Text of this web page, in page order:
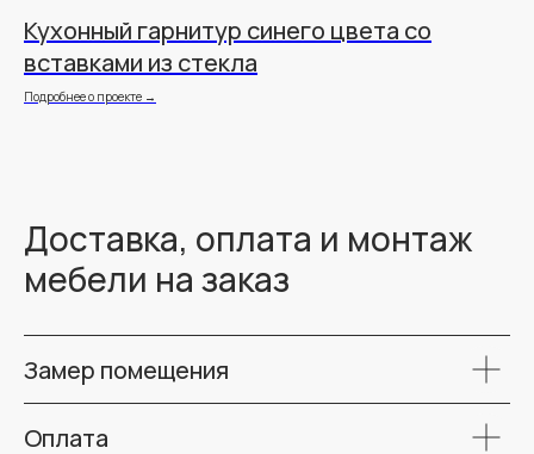
Кухонный гарнитур синего цвета со
вставками из стекла
Подробнее о проекте →
Доставка, оплата и монтаж
мебели на заказ
Замер помещения
Оплата